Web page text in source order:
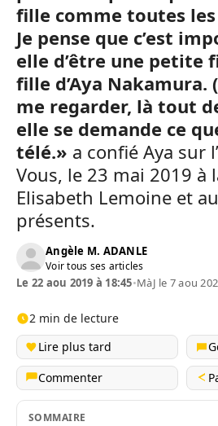
fille comme toutes
Je pense que c’est
elle d’être une petite
fille d’Aya Nakamura.
me regarder, là tout
elle se demande ce
télé.» a confié Aya sur
Vous, le 23 mai 2019 à
Elisabeth Lemoine et
présents.
Angèle M. ADANLE
Voir tous ses articles
Le 22 aou 2019 à 18:45•MàJ le 7 aou
2 min de lecture
Lire plus tard
Commenter
SOMMAIRE